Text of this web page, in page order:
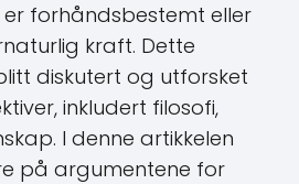
forhåndsbestemt eller
kraft. Dette
diskutert og utforsket
inkludert filosofi,
I denne artikkelen
på argumentene for